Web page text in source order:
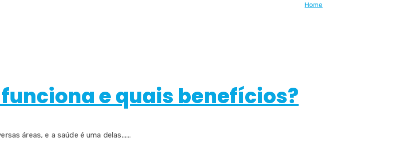
Home
e quais benefícios?
áreas, e a saúde é uma delas......